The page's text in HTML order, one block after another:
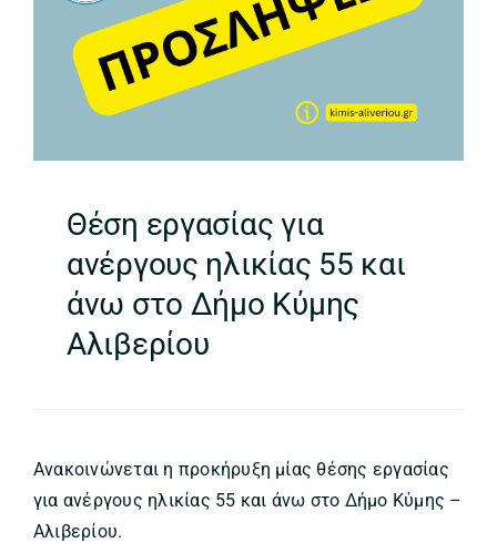
Θέση εργασίας για
ανέργους ηλικίας 55 και
άνω στο Δήμο Κύμης
Αλιβερίου
Ανακοινώνεται η προκήρυξη μίας θέσης εργασίας
για ανέργους ηλικίας 55 και άνω στο Δήμο Κύμης –
Αλιβερίου.